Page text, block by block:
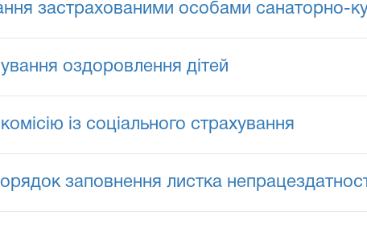
застрахованими особами санаторно-
оздоровлення дітей
із соціального страхування
заповнення листка